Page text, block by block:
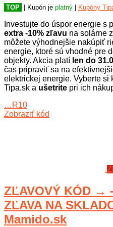
TOP | Kupón je platný Kupóny
Investujte do úspor energie s
extra -10% zľavu na solárne
môžete výhodnejšie nakúpiť
energie, ktoré sú vhodné pre
objekty. Akcia platí len do
čas pripraviť sa na
elektrickej energie. Vyberte si
Tipa.sk a ušetrite pri ich
…R10
Zobraziť kód
ZĽAVOVÝ KÓD →
ZĽAVA NA
Mamido.sk